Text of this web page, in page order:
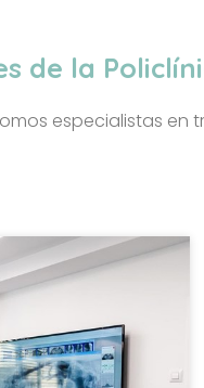
de la
especialistas